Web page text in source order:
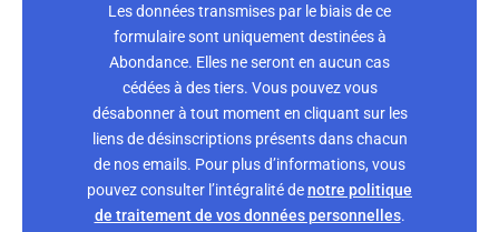
Les données transmises par le biais de ce
formulaire sont uniquement destinées à
Abondance. Elles ne seront en aucun cas
cédées à des tiers. Vous pouvez vous
désabonner à tout moment en cliquant sur les
liens de désinscriptions présents dans chacun
de nos emails. Pour plus d’informations, vous
pouvez consulter l’intégralité denotre politique
de traitement de vos données personnelles.